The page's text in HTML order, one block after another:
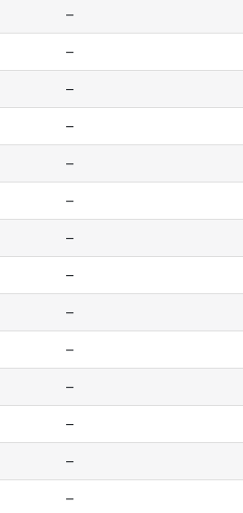
--
--
--
--
--
--
--
--
--
--
--
--
--
--